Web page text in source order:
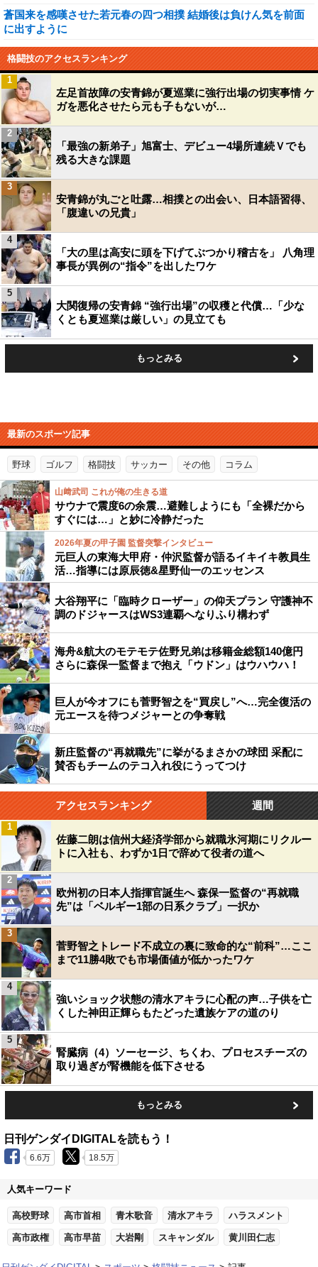
蒼国来を感嘆させた若元春の四つ相撲 結婚後は負けん気を前面
に出すように
格闘技のアクセスランキング
左足首故障の安青錦が夏巡業に強行出場の切実事情 ケ
ガを悪化させたら元も子もないが…
1
「最強の新弟子」旭富士、デビュー4場所連続Ｖでも
残る大きな課題
2
安青錦が丸ごと吐露…相撲との出会い、日本語習得、
「腹違いの兄貴」
3
「大の里は高安に頭を下げてぶつかり稽古を」 八角理
事長が異例の“指令”を出したワケ
4
大関復帰の安青錦 “強行出場”の収穫と代償…「少な
くとも夏巡業は厳しい」の見立ても
5
もっとみる
最新のスポーツ記事
野球 ゴルフ 格闘技 サッカー その他 コラム
山﨑武司 これが俺の生きる道
サウナで震度6の余震…避難しようにも「全裸だから
すぐには…」と妙に冷静だった
2026年夏の甲子園 監督突撃インタビュー
元巨人の東海大甲府・仲沢監督が語るイキイキ教員生
活…指導には原辰徳&星野仙一のエッセンス
大谷翔平に「臨時クローザー」の仰天プラン 守護神不
調のドジャースはWS3連覇へなりふり構わず
海舟&航大のモテモテ佐野兄弟は移籍金総額140億円
さらに森保一監督まで抱え「ウドン」はウハウハ！
巨人が今オフにも菅野智之を“買戻し”へ…完全復活の
元エースを待つメジャーとの争奪戦
新庄監督の“再就職先”に挙がるまさかの球団 采配に
賛否もチームのテコ入れ役にうってつけ
アクセスランキング 週間
佐藤二朗は信州大経済学部から就職氷河期にリクルー
トに入社も、わずか1日で辞めて役者の道へ
1
欧州初の日本人指揮官誕生へ 森保一監督の“再就職
先”は「ベルギー1部の日系クラブ」一択か
2
菅野智之トレード不成立の裏に致命的な“前科”…ここ
まで11勝4敗でも市場価値が低かったワケ
3
強いショック状態の清水アキラに心配の声…子供を亡
くした神田正輝らもたどった遺族ケアの道のり
4
腎臓病（4）ソーセージ、ちくわ、プロセスチーズの
取り過ぎが腎機能を低下させる
5
もっとみる
日刊ゲンダイDIGITALを読もう！
6.6万 18.5万
人気キーワード
高校野球 高市首相 青木歌音 清水アキラ ハラスメント
高市政権 高市早苗 大岩剛 スキャンダル 黄川田仁志